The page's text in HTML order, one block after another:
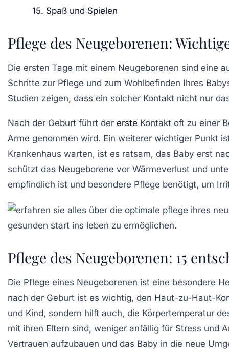
15. Spaß und Spielen
Pflege des Neugeborenen:
Die ersten Tage mit einem Neugeborenen sind eine
Schritte zur Pflege und zum Wohlbefinden Ihres
Studien zeigen, dass ein solcher Kontakt nicht nur
Nach der Geburt führt der erste Kontakt oft zu einer
Arme genommen wird. Ein weiterer wichtiger Punkt
Krankenhaus warten, ist es ratsam, das Baby erst
schützt das Neugeborene vor Wärmeverlust und
empfindlich ist und besondere Pflege benötigt, um
Pflege des Neugeborenen: 15
Die Pflege eines Neugeborenen ist eine besondere
nach der Geburt ist es wichtig, den Haut-zu-Haut-
und Kind, sondern hilft auch, die Körpertemperatur
mit ihren Eltern sind, weniger anfällig für Stress und
Vertrauen aufzubauen und das Baby in die neue